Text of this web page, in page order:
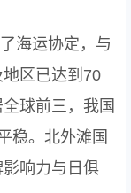
海运协定，与
区已达到70
球前三，我国
稳。北外滩国
响力与日俱